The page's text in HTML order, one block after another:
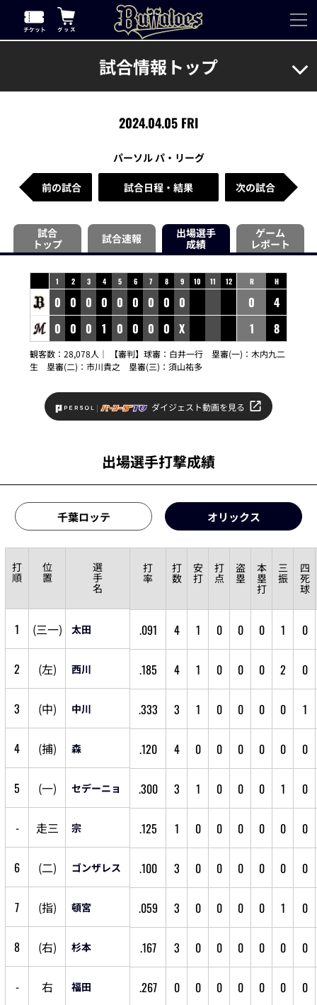
試合情報トップ
2024.04.05 FRI
パーソル パ・リーグ
前の試合 試合日程・結果 次の試合
試合
トップ
試合速報
出場選手
成績
ゲーム
レポート
1 2 3 4 5 6 7 8 9 10 11 12
0 0 0 0 0 0 0 0 0
0 0 0 1 0 0 0 0 X
R H
0
4
1
8
観客数：28,078人｜ 【審判】球審： 白井一行 塁審(一)： 木内九二
生 塁審(二)： 市川貴之 塁審(三)： 須山祐多
ダイジェスト動画を見る
出場選手打撃成績
千葉ロッテ オリックス
打
順
位
置
選
手
名
打
率
打
数
安
打
打
点
盗
塁
本
塁
打
三
振
四
死
球
1 (三一) 太田 .091 4 1 0 0 0 1 0
2 (左) 西川 .185 4 1 0 0 0 2 0
3 (中) 中川 .333 3 1 0 0 0 0 1
4 (捕) 森 .120 4 0 0 0 0 0 0
5 (一) セデーニョ .300 3 1 0 0 0 1 0
- 走三 宗 .125 1 0 0 0 0 0 0
6 (二) ゴンザレス .100 3 0 0 0 0 0 0
7 (指) 頓宮 .059 3 0 0 0 0 1 0
8 (右) 杉本 .167 3 0 0 0 0 0 0
- 右 福田 .267 0 0 0 0 0 0 0